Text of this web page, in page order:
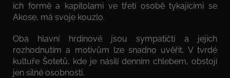
ich formě a kapitolami ve třetí osobě tykajícími se
Akose, má svoje kouzlo.
Oba hlavní hrdinové jsou sympatičtí a jejich
rozhodnutím a motivům lze snadno uvěřit. V tvrdé
kultuře Šotetů, kde je násilí denním chlebem, obstojí
jen silné osobnosti.